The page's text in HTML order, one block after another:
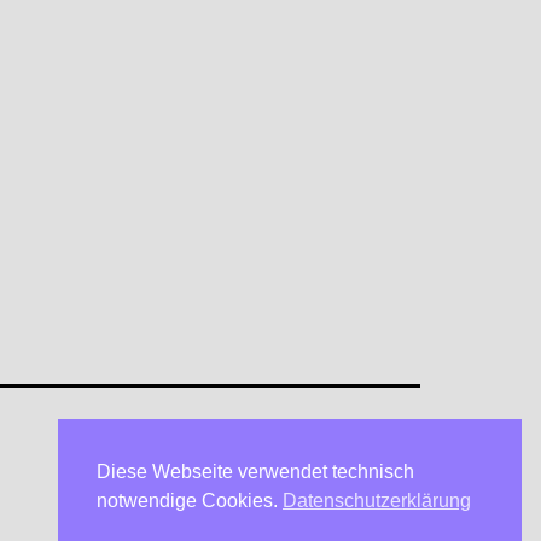
Datenschutzerklärung
Diese Webseite verwendet technisch
notwendige Cookies. Datenschutzerklärung